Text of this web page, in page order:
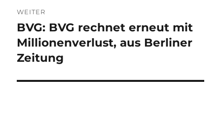
WEITER
Nächster
Beitrag:
BVG: BVG rechnet erneut mit
Millionenverlust, aus Berliner
Zeitung